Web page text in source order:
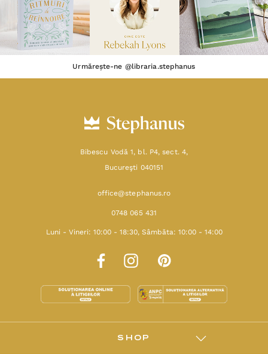
Urmărește-ne @libraria.stephanus
Bibescu Vodă 1, bl. P4, sect. 4,
Bucureşti 040151
office@stephanus.ro
0748 065 431
Luni - Vineri: 10:00 - 18:30, Sâmbăta: 10:00 - 14:00
SHOP